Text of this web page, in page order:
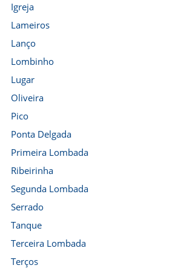
Igreja
Lameiros
Lanço
Lombinho
Lugar
Oliveira
Pico
Ponta Delgada
Primeira Lombada
Ribeirinha
Segunda Lombada
Serrado
Tanque
Terceira Lombada
Terços